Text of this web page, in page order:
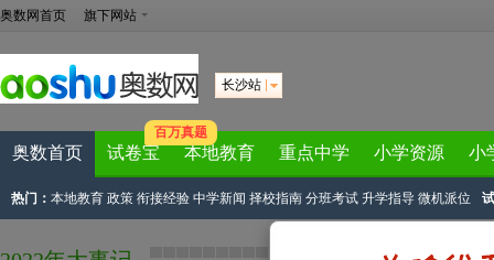
奥数网首页 旗下网站
长沙站
奥数首页 试卷宝
百万真题
本地教育 重点中学 小学资源 小
热门： 本地教育 政策 衔接经验 中学新闻 择校指南 分班考试 升学指导 微机派位